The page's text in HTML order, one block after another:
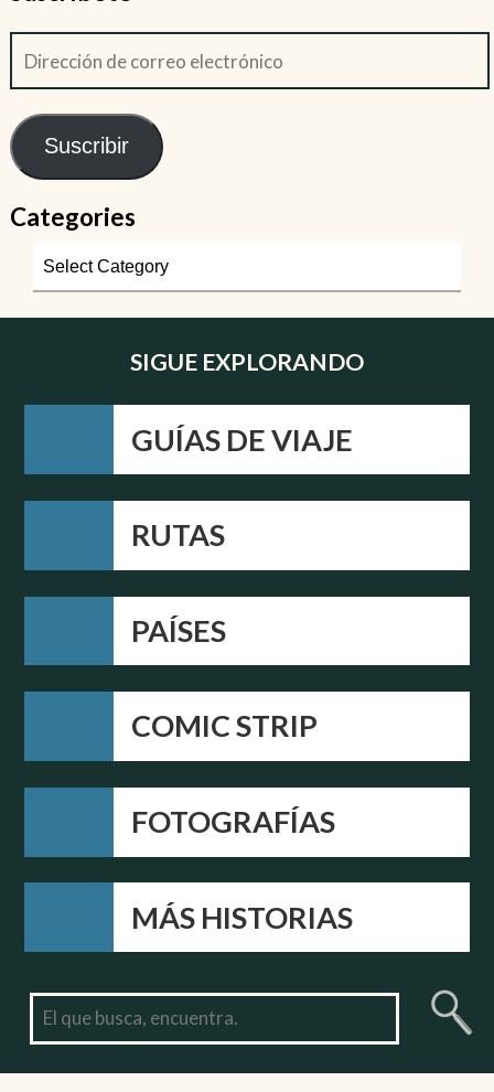
Suscribir
Categories
SIGUE EXPLORANDO
GUÍAS DE VIAJE
RUTAS
PAÍSES
COMIC STRIP
FOTOGRAFÍAS
MÁS HISTORIAS